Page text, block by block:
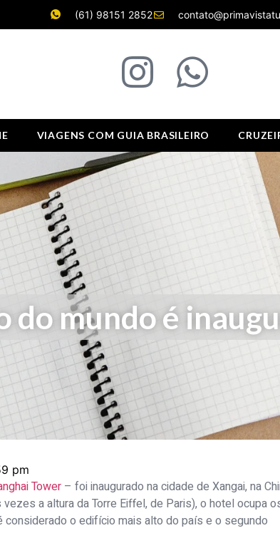
(61) 98151 2852
VIAGENS COM GUIA BRASILEIRO
do mundo é
pm
Tower – foi inaugurado na cidade de Xangai, na
a altura da Torre Eiffel, de Paris), o hotel ocupa
considerado o edifício mais alto do país e o segundo